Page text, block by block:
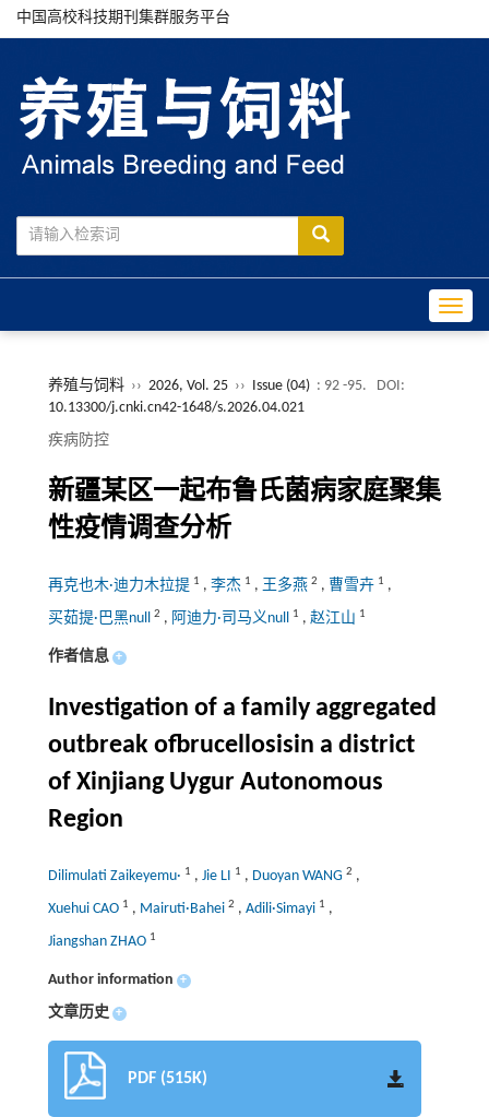
中国高校科技期刊集群服务平台
养殖与饲料 ›› 2026, Vol. 25 ›› Issue (04) : 92 -95.
DOI:
10.13300/j.cnki.cn42-1648/s.2026.04.021
疾病防控
新疆某区一起布鲁氏菌病家庭聚集
性疫情调查分析
再克也木·迪力木拉提 1 , 李杰 1 , 王多燕 2 , 曹雪卉 1 ,
买茹提·巴黑null 2 , 阿迪力·司马义null 1 , 赵江山 1
作者信息 +
Investigation of a family aggregated
outbreak ofbrucellosisin a district
of Xinjiang Uygur Autonomous
Region
Dilimulati Zaikeyemu· 1 , Jie LI 1 , Duoyan WANG 2 ,
Xuehui CAO 1 , Mairuti·Bahei 2 , Adili·Simayi 1 ,
Jiangshan ZHAO 1
Author information +
文章历史 +
PDF (515K)